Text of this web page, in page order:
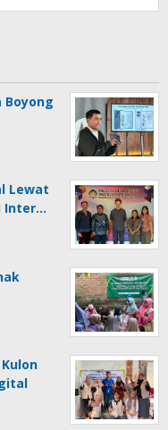
Boyong
Lewat
Inter…